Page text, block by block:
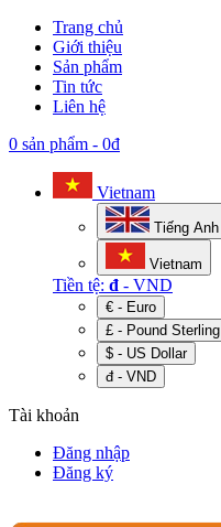
Trang chủ
Giới thiệu
Sản phẩm
Tin tức
Liên hệ
0 sản phẩm - 0đ
Vietnam
Tiếng Anh
Vietnam
Tiền tệ: đ - VND
€ - Euro
£ - Pound Sterling
$ - US Dollar
đ - VND
Tài khoản
Đăng nhập
Đăng ký